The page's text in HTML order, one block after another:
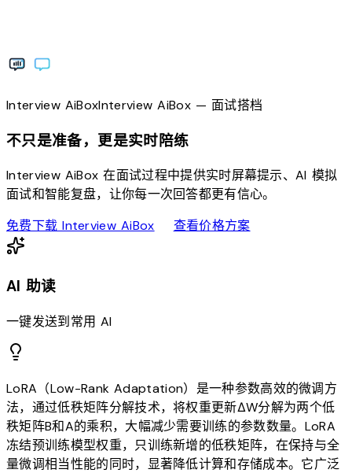
Interview AiBoxInterviewAiBox— 面试搭档
不只是准备，更是实时陪练
Interview AiBox 在面试过程中提供实时屏幕提示、AI 模拟
面试和智能复盘，让你每一次回答都更有信心。
免费下载 Interview AiBoxdownload查看价格方案sell
AI 助读
一键发送到常用 AI
LoRA（Low-Rank Adaptation）是一种参数高效的微调方
法，通过低秩矩阵分解技术，将权重更新ΔW分解为两个低
秩矩阵B和A的乘积，大幅减少需要训练的参数数量。LoRA
冻结预训练模型权重，只训练新增的低秩矩阵，在保持与全
量微调相当性能的同时，显著降低计算和存储成本。它广泛